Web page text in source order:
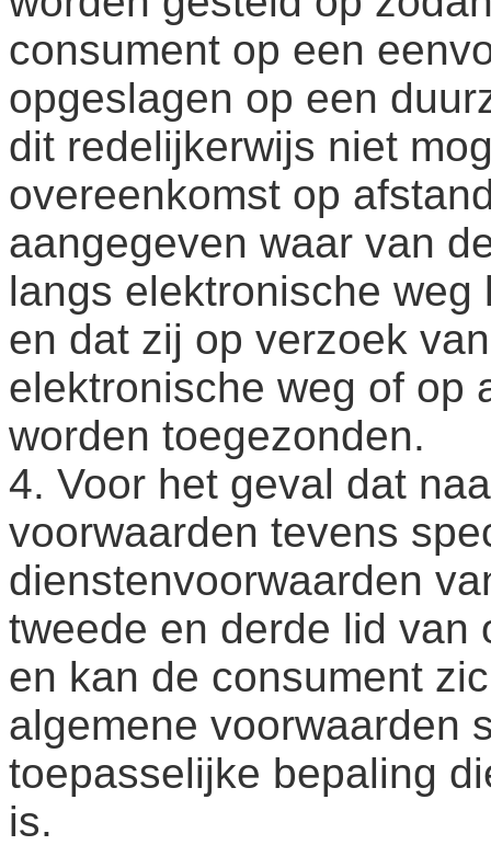
consument op een
opgeslagen op een
dit redelijkerwijs niet
overeenkomst op
aangegeven waar van
langs elektronische
en dat zij op verzoek
elektronische weg of op
worden toegezonden.
4. Voor het geval dat
voorwaarden tevens
dienstenvoorwaarden
tweede en derde lid van
en kan de consument
algemene voorwaarden
toepasselijke bepaling
is.